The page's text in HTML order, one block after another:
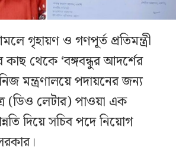
গৃহায়ণ ও গণপূর্ত প্রতিমন্ত্রী
থেকে ‘বঙ্গবন্ধুর আদর্শের
মন্ত্রণালয়ে পদায়নের জন্য
(ডিও লেটার) পাওয়া এক
দিয়ে সচিব পদে নিয়োগ